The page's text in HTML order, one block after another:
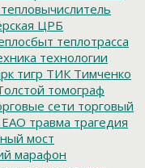
тепловычислитель
ЦРБ
теплотрасса
технологии
тигр ТИК Тимченко
томограф
сети торговый
травма трагедия
мост
марафон